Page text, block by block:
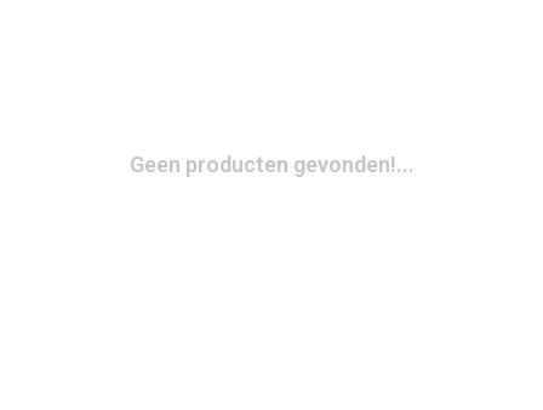
Geen producten gevonden!...